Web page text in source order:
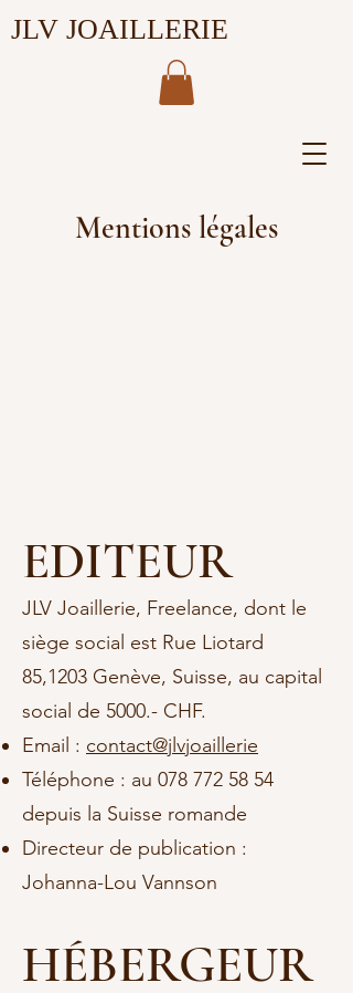
JLV JOAILLERIE
Mentions légales
EDITEUR
JLV Joaillerie, Freelance, dont le
siège social est Rue Liotard
85,1203 Genève, Suisse, au capital
social de 5000.- CHF.
Email : contact@jlvjoaillerie
Téléphone : au 078 772 58 54
depuis la Suisse romande
Directeur de publication :
Johanna-Lou Vannson
HÉBERGEUR